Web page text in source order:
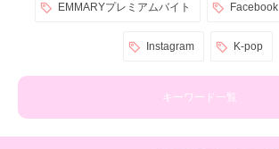
EMMARYプレミアムバイト Facebook
Instagram K-pop
キーワード一覧